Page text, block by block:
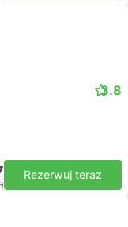
3.8
Rezerwuj teraz